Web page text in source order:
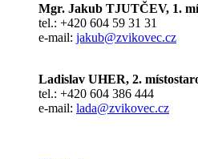
Mgr. Jakub TJUTČEV, 1.
tel.: +420 604 59 31 31
e-mail: jakub@zvikovec.cz
Ladislav UHER, 2.
tel.: +420 604 386 444
e-mail: lada@zvikovec.cz